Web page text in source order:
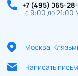
+7 (495) 065-
с 9:00 до 21:00
Москва,
Написать